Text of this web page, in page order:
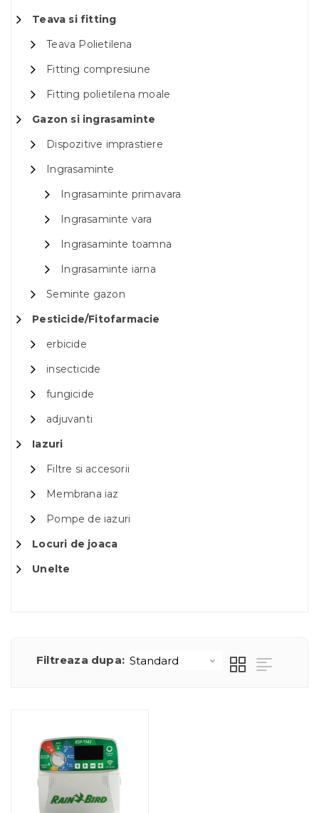
Teava si fitting
Teava Polietilena
Fitting compresiune
Fitting polietilena moale
Gazon si ingrasaminte
Dispozitive imprastiere
Ingrasaminte
Ingrasaminte primavara
Ingrasaminte vara
Ingrasaminte toamna
Ingrasaminte iarna
Seminte gazon
Pesticide/Fitofarmacie
erbicide
insecticide
fungicide
adjuvanti
Iazuri
Filtre si accesorii
Membrana iaz
Pompe de iazuri
Locuri de joaca
Unelte
Filtreaza dupa: